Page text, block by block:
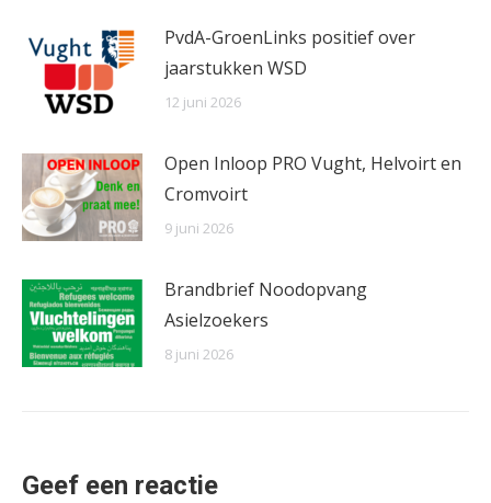
PvdA-GroenLinks positief over
jaarstukken WSD
12 juni 2026
Open Inloop PRO Vught, Helvoirt en
Cromvoirt
9 juni 2026
Brandbrief Noodopvang
Asielzoekers
8 juni 2026
Geef een reactie